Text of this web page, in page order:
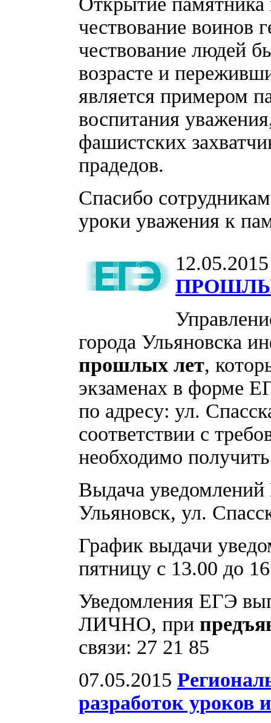
чествование воинов
чествование людей
возрасте и
является примером
воспитания
фашистских
прадедов.
Спасибо
уроки уважения к
12.05.2015
города Ульяновска
прошлых лет,
экзаменах в форме
по адресу: ул.
соответствии с
необходимо
Выдача уведомлений
Ульяновск, ул.
График выдачи
пятницу с 13.00 до
Уведомления ЕГЭ
ЛИЧНО, при
связи: 27 21 85
07.05.2015
разработок уроков